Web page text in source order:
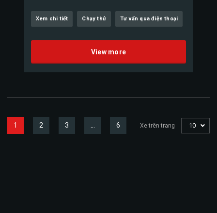
Xem chi tiết Chạy thử Tư vấn qua điện thoại
View more
1 2 3 6 Xe trên trang 10